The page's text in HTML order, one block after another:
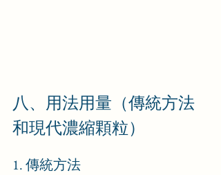
八、用法用量（傳統方法
和現代濃縮顆粒）
1. 傳統方法